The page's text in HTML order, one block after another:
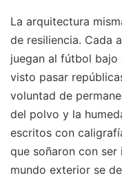
La arquitectura
de resiliencia. Cada
juegan al fútbol bajo
visto pasar
voluntad de
del polvo y la
escritos con
que soñaron con
mundo exterior se